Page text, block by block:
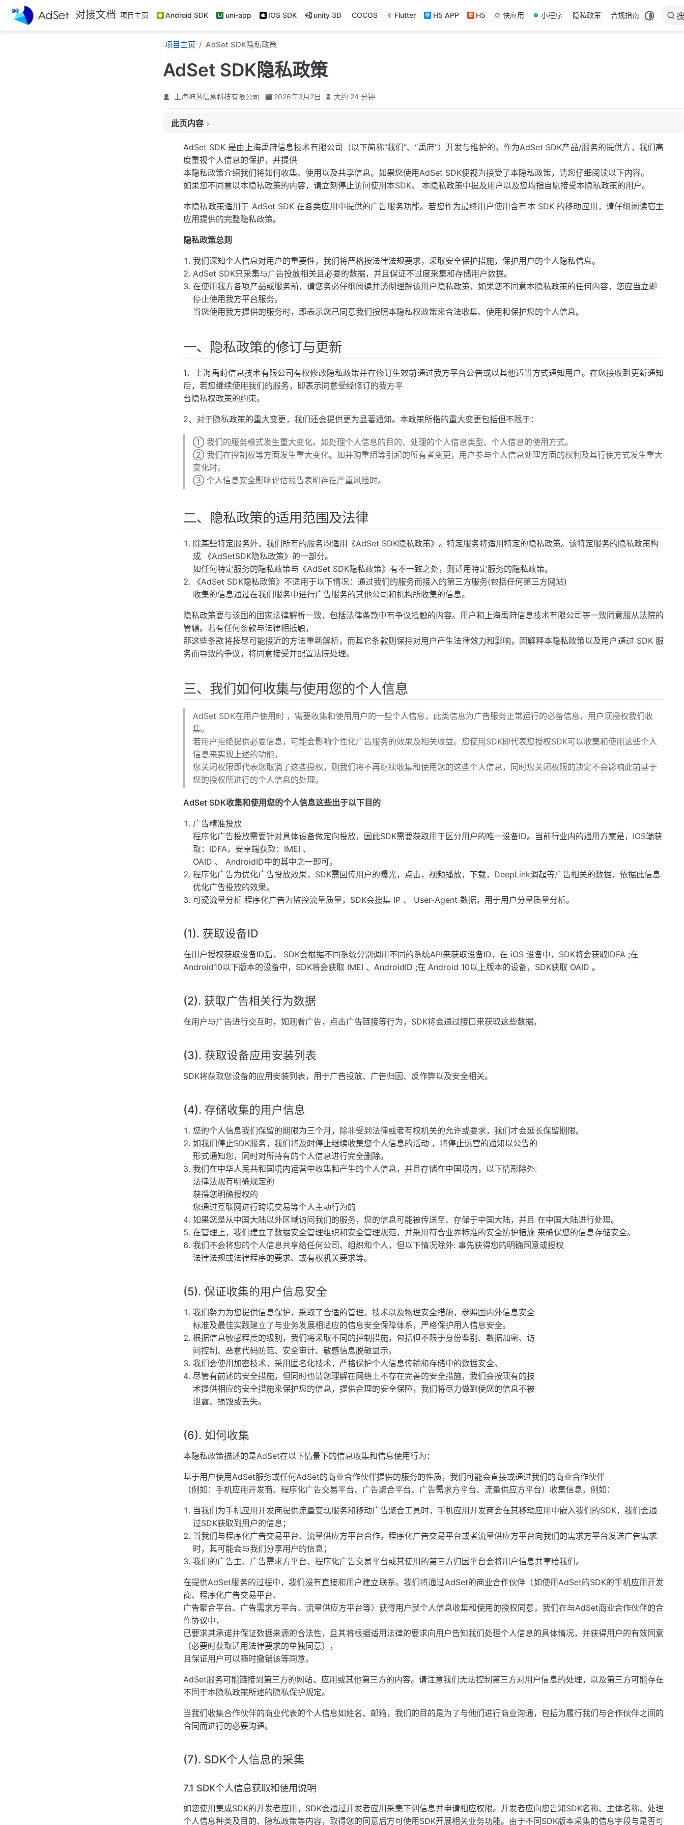
跳
至
主
对接文档 项目主页 Android SDK uni-app IOS SDK unity 3D COCOS Flutter H5 APP H5 快应用 小程序 隐私政策 合规指南
项目主页 AdSet SDK隐私政策
AdSet SDK隐私政策
上海神蓍信息科技有限公司 2026年3月2日 大约 24 分钟
此页内容
二、隐私政策的适用范围及法律
三、我们如何收集与使用您的个人信息
(1). 获取设备ID
(3). 获取设备应用安装列表
(4). 存储收集的用户信息
(5). 保证收集的用户信息安全
(7). SDK个人信息的采集
四、第三方SDK隐私政策以及权限申请说明
(1). 趣盟SDK
五、您的信息权利
八、其他
AdSet SDK 是由上海禹莳信息技术有限公司（以下简称“我们”、“禹莳”）开发与维护的。作为AdSet SDK产品/服务的提供方，我们高
度重视个人信息的保护，并提供
本隐私政策介绍我们将如何收集、使用以及共享信息。如果您使用AdSet SDK便视为接受了本隐私政策，请您仔细阅读以下内容。
如果您不同意以本隐私政策的内容，请立刻停止访问使用本SDK。 本隐私政策中提及用户以及您均指自愿接受本隐私政策的用户。
本隐私政策适用于 AdSet SDK 在各类应用中提供的广告服务功能。若您作为最终用户使用含有本 SDK 的移动应用，请仔细阅读宿主
应用提供的完整隐私政策。
隐私政策总则
我们深知个人信息对用户的重要性，我们将严格按法律法规要求，采取安全保护措施，保护用户的个人隐私信息。
AdSet SDK只采集与广告投放相关且必要的数据，并且保证不过度采集和存储用户数据。
在使用我方各项产品或服务前，请您务必仔细阅读并透彻理解该用户隐私政策，如果您不同意本隐私政策的任何内容，您应当立即
停止使用我方平台服务。
当您使用我方提供的服务时，即表示您己同意我们按照本隐私权政策来合法收集、使用和保护您的个人信息。
一、隐私政策的修订与更新
1、上海禹莳信息技术有限公司有权修改隐私政策并在修订生效前通过我方平台公告或以其他适当方式通知用户。在您接收到更新通知
后，若您继续使用我们的服务，即表示同意受经修订的我方平
台隐私权政策的约束。
2、对于隐私政策的重大变更，我们还会提供更为显著通知。本政策所指的重大变更包括但不限于：
① 我们的服务模式发生重大变化。如处理个人信息的目的、处理的个人信息类型、个人信息的使用方式。
② 我们在控制权等方面发生重大变化。如并购重组等引起的所有者变更，用户参与个人信息处理方面的权利及其行使方式发生重大
变化时。
③ 个人信息安全影响评估报告表明存在严重⻛险时。
二、隐私政策的适用范围及法律
除某些特定服务外，我们所有的服务均适用《AdSet SDK隐私政策》。特定服务将适用特定的隐私政策。该特定服务的隐私政策构
成 《AdSetSDK隐私政策》的一部分。
如任何特定服务的隐私政策与《AdSet SDK隐私政策》有不一致之处，则适用特定服务的隐私政策。
《AdSet SDK隐私政策》不适用于以下情况：通过我们的服务而接入的第三方服务(包括任何第三方网站)
收集的信息通过在我们服务中进行广告服务的其他公司和机构所收集的信息。
隐私政策要与该国的国家法律解析一致，包括法律条款中有争议抵触的内容。用户和上海禹莳信息技术有限公司等一致同意服从法院的
管辖。若有任何条款与法律相抵触，
那这些条款将按尽可能接近的方法重新解析，而其它条款则保持对用户产生法律效力和影响，因解释本隐私政策以及用户通过 SDK 服
务而导致的争议，将同意接受并配置法院处理。
三、我们如何收集与使用您的个人信息
AdSet SDK在用户使用时 ，需要收集和使用用户的一些个人信息，此类信息为广告服务正常运行的必备信息，用户须授权我们收
集。
若用户拒绝提供必要信息，可能会影响个性化广告服务的效果及相关收益。您使用SDK即代表您授权SDK可以收集和使用这些个人
信息来实现上述的功能，
您关闭权限即代表您取消了这些授权，则我们将不再继续收集和使用您的这些个人信息，同时您关闭权限的决定不会影响此前基于
您的授权所进行的个人信息的处理。
AdSet SDK收集和使用您的个人信息这些出于以下目的
广告精准投放
程序化广告投放需要针对具体设备做定向投放，因此SDK需要获取用于区分用户的唯一设备ID。当前行业内的通用方案是，IOS端获
取：IDFA，安卓端获取：IMEI 、
OAID 、 AndroidID中的其中之一即可。
程序化广告为优化广告投放效果，SDK需回传用户的曝光，点击，视频播放，下载，DeepLink调起等广告相关的数据，依据此信息
优化广告投放的效果。
可疑流量分析 程序化广告为监控流量质量，SDK会搜集 IP 、 User-Agent 数据，用于用户分量质量分析。
(1). 获取设备ID
在用户授权获取设备ID后， SDK会根据不同系统分别调用不同的系统API来获取设备ID，在 iOS 设备中，SDK将会获取IDFA ;在
Android10以下版本的设备中，SDK将会获取 IMEI 、AndroidID ;在 Android 10以上版本的设备，SDK获取 OAID 。
(2). 获取广告相关行为数据
在用户与广告进行交互时，如观看广告，点击广告链接等行为，SDK将会通过接口来获取这些数据。
(3). 获取设备应用安装列表
SDK将获取您设备的应用安装列表，用于广告投放、广告归因、反作弊以及安全相关。
(4). 存储收集的用户信息
您的个人信息我们保留的期限为三个月，除非受到法律或者有权机关的允许或要求，我们才会延⻓保留期限。
如我们停止SDK服务，我们将及时停止继续收集您个人信息的活动 ，将停止运营的通知以公告的
形式通知您，同时对所持有的个人信息进行完全删除。
我们在中华人⺠共和国境内运营中收集和产生的个人信息，并且存储在中国境内，以下情形除外:
法律法规有明确规定的
获得您明确授权的
您通过互联网进行跨境交易等个人主动行为的
如果您是从中国大陆以外区域访问我们的服务，您的信息可能被传送至、存储于中国大陆，并且 在中国大陆进行处理。
在管理上，我们建立了数据安全管理组织和安全管理规范，并采用符合业界标准的安全防护措施 来确保您的信息存储安全。
我们不会将您的个人信息共享给任何公司、组织和个人，但以下情况除外: 事先获得您的明确同意或授权
法律法规或法律程序的要求、或有权机关要求等。
(5). 保证收集的用户信息安全
我们努力为您提供信息保护，采取了合适的管理、技术以及物理安全措施，参照国内外信息安全
标准及最佳实践建立了与业务发展相适应的信息安全保障体系，严格保护用人信息安全。
根据信息敏感程度的级别，我们将采取不同的控制措施，包括但不限于身份鉴别、数据加密、访
问控制、恶意代码防范、安全审计、敏感信息脱敏显示。
我们会使用加密技术，采用匿名化技术，严格保护个人信息传输和存储中的数据安全。
尽管有前述的安全措施，但同时也请您理解在网络上不存在完善的安全措施，我们会按现有的技
术提供相应的安全措施来保护您的信息，提供合理的安全保障，我们将尽力做到使您的信息不被
泄露、损毁或丢失。
(6). 如何收集
本隐私政策描述的是AdSet在以下情景下的信息收集和信息使用行为：
基于用户使用AdSet服务或任何AdSet的商业合作伙伴提供的服务的性质，我们可能会直接或通过我们的商业合作伙伴
（例如：手机应用开发商、程序化广告交易平台、广告聚合平台、广告需求方平台、流量供应方平台）收集信息。例如：
当我们为手机应用开发商提供流量变现服务和移动广告聚合工具时，手机应用开发商会在其移动应用中嵌入我们的SDK，我们会通
过SDK获取到用户的信息；
当我们与程序化广告交易平台、流量供应方平台合作，程序化广告交易平台或者流量供应方平台向我们的需求方平台发送广告需求
时，其可能会与我们分享用户的信息；
我们的广告主、广告需求方平台、程序化广告交易平台或其使用的第三方归因平台会将用户信息共享给我们。
在提供AdSet服务的过程中，我们没有直接和用户建立联系。我们将通过AdSet的商业合作伙伴（如使用AdSet的SDK的手机应用开发
商、程序化广告交易平台、
广告聚合平台、广告需求方平台、流量供应方平台等）获得用户就个人信息收集和使用的授权同意。我们在与AdSet商业合作伙伴的合
作协议中，
已要求其承诺并保证数据来源的合法性，且其将根据适用法律的要求向用户告知我们处理个人信息的具体情况，并获得用户的有效同意
（必要时获取适用法律要求的单独同意），
且保证用户可以随时撤销该等同意。
AdSet服务可能链接到第三方的网站、应用或其他第三方的内容。请注意我们无法控制第三方对用户信息的处理，以及第三方可能存在
不同于本隐私政策所述的隐私保护规定。
当我们收集合作伙伴的商业代表的个人信息如姓名、邮箱，我们的目的是为了与他们进行商业沟通，包括为履行我们与合作伙伴之间的
合同而进行的必要沟通。
(7). SDK个人信息的采集
7.1 SDK个人信息获取和使用说明
如您使用集成SDK的开发者应用，SDK会通过开发者应用采集下列信息并申请相应权限。开发者应向您告知SDK名称、主体名称、处理
个人信息种类及目的、隐私政策等内容，取得您的同意后方可使用SDK开展相关业务功能。由于不同SDK版本采集的信息字段与是否可